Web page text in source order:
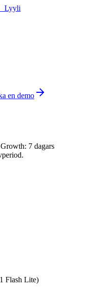
Lyyli
en demo
7 dagars
Flash Lite)